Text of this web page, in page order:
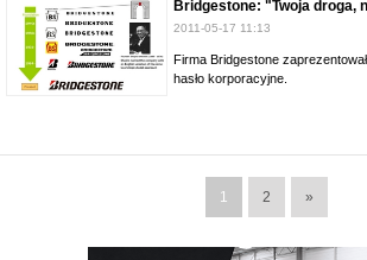
Bridgestone: "Twoja droga,
2011-05-17 11:13
Firma Bridgestone
hasło korporacyjne.
1 2 »